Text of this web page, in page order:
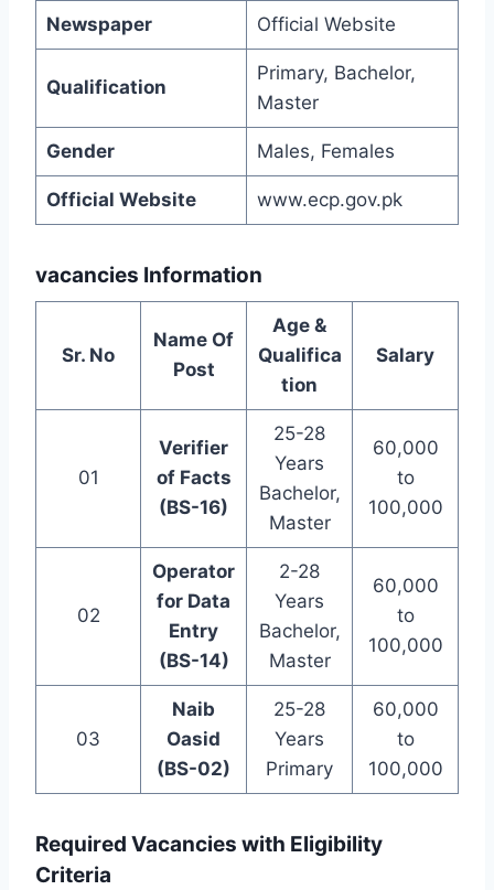
Newspaper Official Website
Qualification
Primary, Bachelor,
Master
Gender Males, Females
Official Website www.ecp.gov.pk
vacancies Information
Sr. No
Name Of
Post
Age &
Qualifica
tion
Salary
01
Verifier
of Facts
(BS-16)
25-28
Years
Bachelor,
Master
60,000
to
100,000
02
Operator
for Data
Entry
(BS-14)
2-28
Years
Bachelor,
Master
60,000
to
100,000
03
Naib
Oasid
(BS-02)
25-28
Years
Primary
60,000
to
100,000
Required Vacancies with Eligibility
Criteria